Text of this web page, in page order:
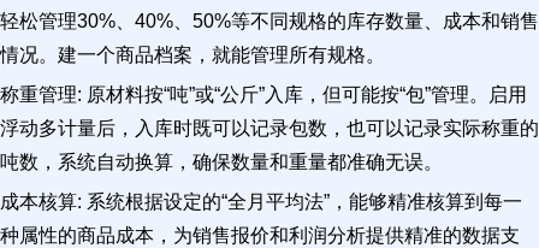
轻松管理30%、40%、50%等不同规格的库存数量、成本和销售
情况。建一个商品档案，就能管理所有规格。
称重管理: 原材料按“吨”或“公斤”入库，但可能按“包”管理。启用
浮动多计量后，入库时既可以记录包数，也可以记录实际称重的
吨数，系统自动换算，确保数量和重量都准确无误。
成本核算: 系统根据设定的“全月平均法”，能够精准核算到每一
种属性的商品成本，为销售报价和利润分析提供精准的数据支